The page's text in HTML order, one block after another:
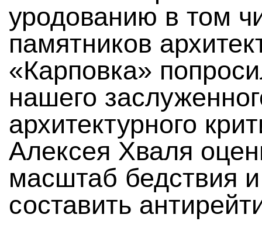
уродованию в том
памятников
«Карповка»
нашего
архитектурного
Алексея Хваля
масштаб бедствия и
составить